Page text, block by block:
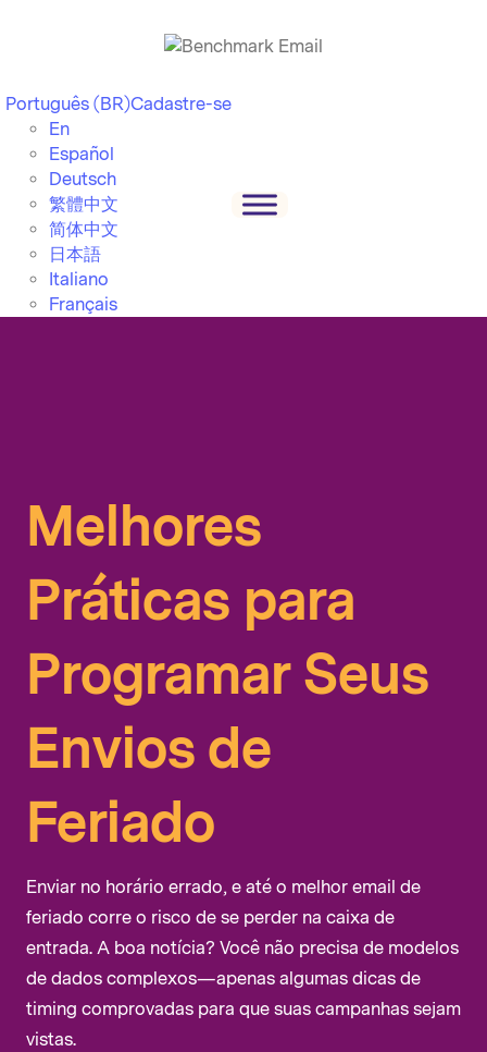
Português (BR)
En
Español
Deutsch
繁體中文
简体中文
日本語
Italiano
Français
Cadastre-se
Melhores
Práticas para
Programar Seus
Envios de
Feriado
Enviar no horário errado, e até o melhor email de
feriado corre o risco de se perder na caixa de
entrada. A boa notícia? Você não precisa de modelos
de dados complexos—apenas algumas dicas de
timing comprovadas para que suas campanhas sejam
vistas.